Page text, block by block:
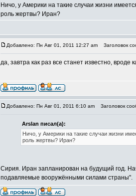
Ничо, у Америки на такие случаи жизни
роль жертвы? Иран?
Добавлено: Пн Авг 01, 2011 12:27 am Заголовок
да, завтра как раз все станет известно, вроде
Добавлено: Пн Авг 01, 2011 6:10 am Заголовок
Arslan писал(а):
Ничо, у Америки на такие случаи жизни
роль жертвы? Иран?
Сирия. Иран запланирован на будущий год.
подавляемые вооружёнными силами страны".